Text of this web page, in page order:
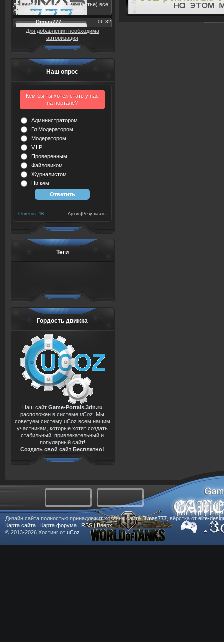
Для добавления необходима
авторизация
Наш опрос
Кем бы ты хотел стать у нас
на портале?
Администратором
Гл.Модератором
Модератором
V.I.P
Проверенным
Файловиком
Журналистом
Ни кем!
Ответов: 16 Результаты
Архив
Теги
Гордость движка
Наш сайт Game-Portals.3dn.ru
расположен в системе uCoz . Мы
советуем систему uCoz всем нашим
участникам, которые хотят создать
стабильный, привлекательный и
популярный сайт!
Создать свой сайт Бесплатно!
Дизайн сайта полностью принадлежит хозяину сайтаDimas777, вёрстка от elite-
Карта сайта | Карта форума | RSS|Вверх
© 2013-2026 Хостинг от uCoz